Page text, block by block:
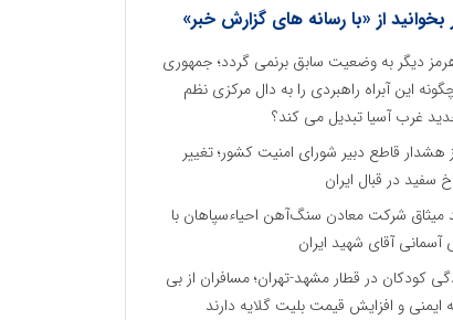
بخوانید از «با رسانه های گزارش خبر»
دیگر به وضعیت سابق برنمی گردد؛ جمهوری
این آبراه راهبردی را به دال مرکزی نظم
غرب آسیا تبدیل می کند؟
قاطع دبیر شورای امنیت کشور؛ تغییر
سفید در قبال ایران
میثاق شرکت معادن سنگ‌آهن احیاءسپاهان با
آسمانی آقای شهید ایران
کودکان در قطار مشهد-تهران؛ مسافران از بی
ایمنی و افزایش قیمت بلیت گلایه دارند